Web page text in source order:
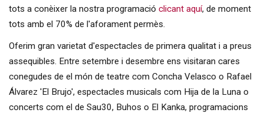
tots a conèixer la nostra programacióclicant aquí, de moment
tots amb el 70% de l'aforament permès.
Oferim gran varietat d'espectacles de primera qualitat i a preus
assequibles. Entre setembre i desembre ens visitaran cares
conegudes de el món de teatre com Concha Velasco o Rafael
Álvarez 'El Brujo', espectacles musicals com Hija de la Luna o
concerts com el de Sau30, Buhos o El Kanka, programacions